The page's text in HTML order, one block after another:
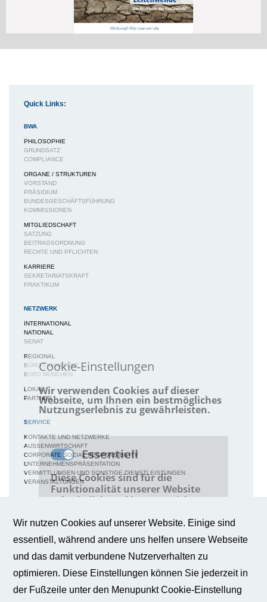
Quick Links:
BWA
PHILOSOPHIE
GRUNDSATZ
COMPLIANCE
ORGANE / STRUKTUREN
VORSTAND
PRÄSIDIUM
BUNDESGESCHÄFTSFÜHRUNG
KOMMISSIONEN
MITGLIEDSCHAFT
SATZUNG
BEITRAGSORDNUNG
RECHTE UND PFLICHTEN
KARRIERE
SEKRETARIATSKRAFT
PRAKTIKUM
NETZWERK
INTERNATIONAL
NATIONAL
SENAT
REGIONAL
BÜRO FRANKFURT
BÜRO MÜNCHEN
LOKAL
PARTNER
SERVICE
KONTAKTE UND NETZWERKE
AUSSENWIRTSCHAFT
CORPORATE SOCIAL RESPONSIBILITY
UNTERNEHMENSPRÄSENTATION
VERMITTLUNGEN UND SONSTIGE DIENSTLEISTUNGEN
VERANSTALTUNGEN
NEWS / BERICHTE / ARTIKEL
BROSCHÜREN
FAQS
BROSCHÜRE INNOVATION - KÜNSTLICHE INTELLIGENZ
Wir nutzen Cookies auf unserer Website. Einige sind
essentiell, während andere uns helfen unsere Webseite
und das damit verbundene Nutzerverhalten zu
optimieren. Diese Einstellungen können Sie jederzeit in
der Fußzeile unter den Menupunkt Cookie-Einstellung
Cookie-Einstellungen
Wir verwenden Cookies auf dieser
Webseite, um Ihnen ein bestmögliches
Nutzungserlebnis zu gewährleisten.
Weitere Informationen
Essentiell
Diese Cookies sind für die
Funktionalität unserer Website
erforderlich und können nicht
Cookies).
Mehr anzeigen
Consent
Tool
Mehr
anzeigen